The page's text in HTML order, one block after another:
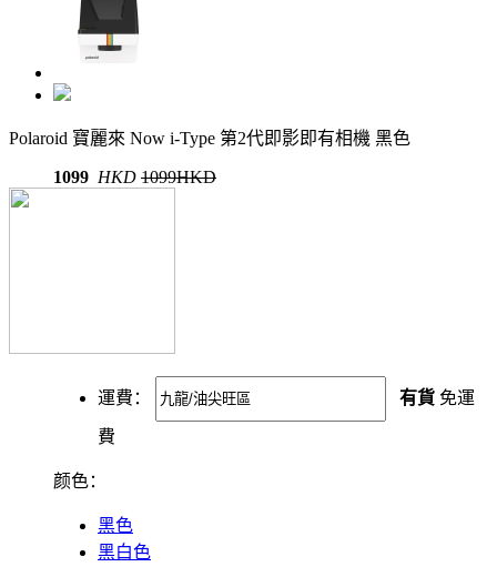
Polaroid 寶麗來 Now i-Type 第2代即影即有相機 黑色
1099 HKD 1099HKD
運費： 有貨 免運
費
颜色：
黑色
黑白色